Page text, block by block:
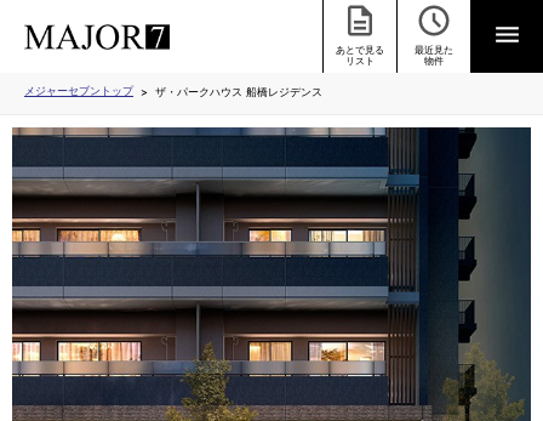
あとで見る
リスト
最近見た
物件
メジャーセブントップ ザ・パークハウス 船橋レジデンス